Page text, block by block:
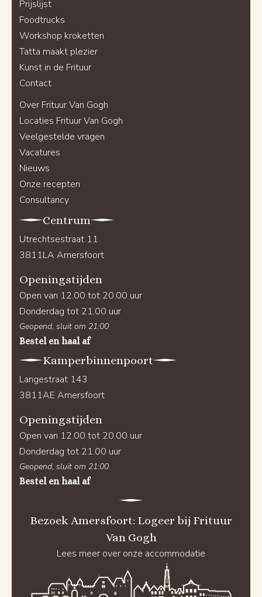
Prijslijst
Foodtrucks
Workshop kroketten
Tatta maakt plezier
Kunst in de Frituur
Contact
Over Frituur Van Gogh
Locaties Frituur Van Gogh
Veelgestelde vragen
Vacatures
Nieuws
Onze recepten
Consultancy
Centrum
Utrechtsestraat 11
3811LA Amersfoort
Openingstijden
Open van 12.00 tot 20.00 uur
Donderdag tot 21.00 uur
Geopend, sluit om 21:00
Bestel en haal af
Kamperbinnenpoort
Langestraat 143
3811AE Amersfoort
Openingstijden
Open van 12.00 tot 20.00 uur
Donderdag tot 21.00 uur
Geopend, sluit om 21:00
Bestel en haal af
Bezoek Amersfoort: Logeer bij Frituur
Van Gogh
Lees meer over onze accommodatie